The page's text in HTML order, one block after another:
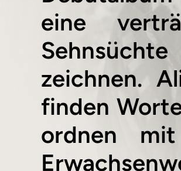
eine
zeichnen.
finden
ordnen